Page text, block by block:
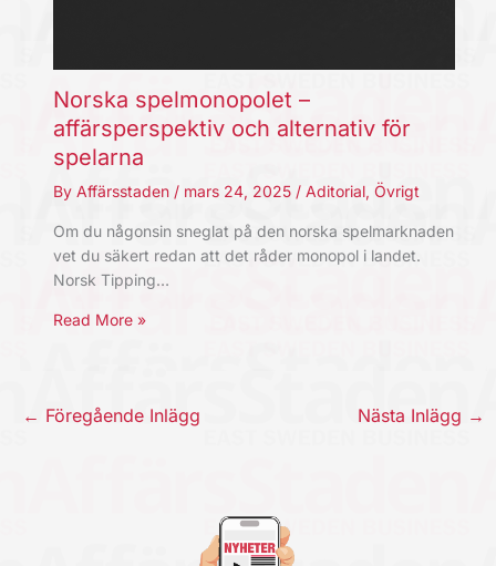
Norska spelmonopolet –
affärsperspektiv och alternativ för
spelarna
By Affärsstaden / mars 24, 2025 / Aditorial, Övrigt
Om du någonsin sneglat på den norska spelmarknaden
vet du säkert redan att det råder monopol i landet.
Norsk Tipping…
Read More »
← Föregående Inlägg Nästa Inlägg →